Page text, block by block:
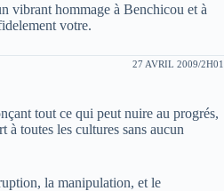
vibrant hommage à Benchicou et à
votre.
27 AVRIL 2009/2H01
tout ce qui peut nuire au progrés,
à toutes les cultures sans aucun
la manipulation, et le